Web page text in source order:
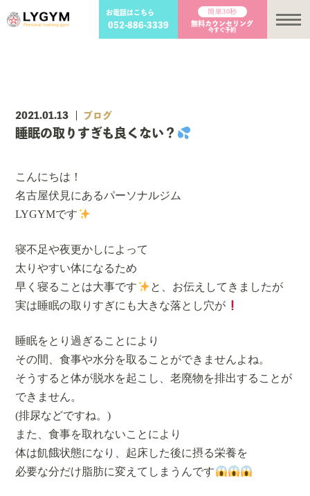
お電話はこちら
052-886-3339
簡単30秒
無料カウンセリング
今すぐ予約 メ
2021.01.13 ブログ
睡眠の取りすぎも良くない？
こんにちは！
名古屋伏見にあるパーソナルジム
LYGYMです
寝不足や夜更かしによって
太りやすい体になるため
早く寝ることは大事です
と、お伝えしてきましたが
実は睡眠の取りすぎにも大きな落とし穴が
睡眠をとり過ぎることにより
その間、食事や水分を取ることができませんよね。
そうすると体が脱水を起こし、老廃物を排出することが
できません。
(排尿などですね。)
また、食事を取れないことにより
体は飢餓状態になり、起床した後に摂る栄養を
必要な分だけ脂肪に変えてしまうんです